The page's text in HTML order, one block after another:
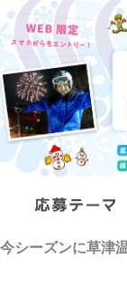
今シーズンに草津